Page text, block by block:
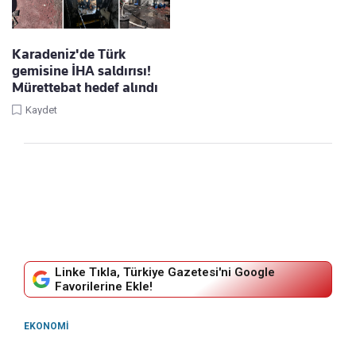
Karadeniz'de Türk
gemisine İHA saldırısı!
Mürettebat hedef alındı
Kaydet
Linke Tıkla, Türkiye Gazetesi'ni Google
Favorilerine Ekle!
EKONOMI